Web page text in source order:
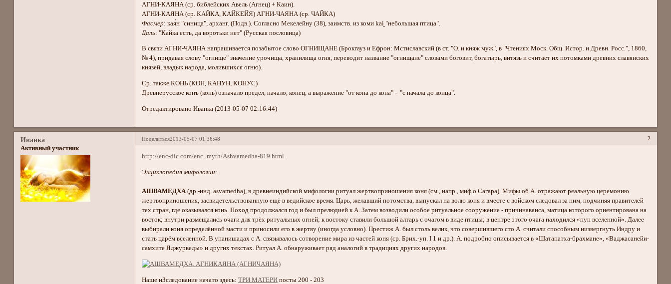
АГНИ-КАЯНА (ср. библейских Авель (Агнец) + Каин).
АГНИ-КАЯНА (ср. КАЙКА, КАЙКЕЙЯ) АГНИ-ЧАЯНА (ср. ЧАЙКА)
Фасмер: кая́н "синица", арханг. (Подв.). Согласно Мекелейну (38), заимств. из коми kai̯ "небольшая птица".
Даль: "Кайка есть, да воротьки нет" (Русская пословица)
В связи АГНИ-ЧАЯНА напрашивается позабытое слово ОГНИЩАНЕ (Брокгауз и Ефрон: Мстиславский (в ст. "О. и княж муж", в "Чтениях Моск. Общ. Истор. и Древн. Росс.", 1860,
№ 4), придавая слову "огнище" значение урочища, хранилища огня, переводит название "огнищане" словами боговит, богатырь, витязь и считает их потомками древних славянских
князей, владык народа, молившихся огню).
Ср. также КОНЬ (КОН, КАНУН, КОНУС)
Древнерусское конъ (конь) означало предел, начало, конец, а выражение "от кона до кона" - "с начала до конца".
Отредактировано Иванка (2013-05-07 02:16:44)
Поделиться 2
2013-05-07 01:36:48
Иванка
Активный участник
http://enc-dic.com/enc_myth/Ashvamedha-819.html
Энциклопедия мифологии:
АШВАМЕДХА(др.-инд. asvamedha), в древнеиндийской мифологии ритуал жертвоприношения коня (см., напр., миф о Сагара). Мифы об А. отражают реальную церемонию
жертвоприношения, засвидетельствованную ещё в ведийское время. Царь, желавший потомства, выпускал на волю коня и вместе с войском следовал за ним, подчиняя правителей
тех стран, где оказывался конь. Поход продолжался год и был прелюдией к А. Затем возводили особое ритуальное сооружение - причинаванса, матица которого ориентирована на
восток; внутри размещались очаги для трёх ритуальных огней; к востоку ставили большой алтарь с очагом в виде птицы; в центре этого очага находился «пуп вселенной». Далее
выбирали коня определённой масти и приносили его в жертву (иногда условно). Престиж А. был столь велик, что совершившего сто А. считали способным низвергнуть Индру и
стать царём вселенной. В упанишадах с А. связывалось сотворение мира из частей коня (ср. Брих.-уп. I 1 и др.). А. подробно описывается в «Шатапатха-брахмане», «Ваджасанейи-
самхите Яджурведы» и других текстах. Ритуал А. обнаруживает ряд аналогий в традициях других народов.
Наше иЗследование начато здесь:ТРИ МАТЕРИ посты 200 - 203